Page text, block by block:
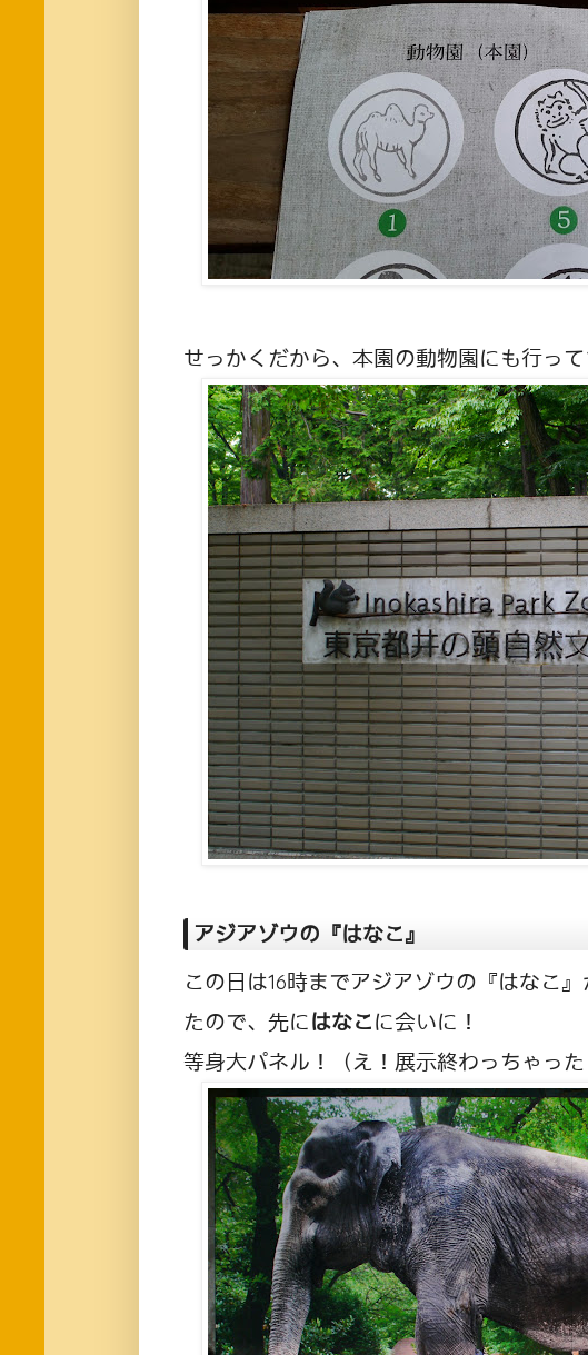
せっかくだから、本園の動物園にも行って
アジアゾウの『はなこ』
この日は16時までアジアゾウの『はなこ
たので、先にはなこに会いに！
等身大パネル！（え！展示終わっちゃった